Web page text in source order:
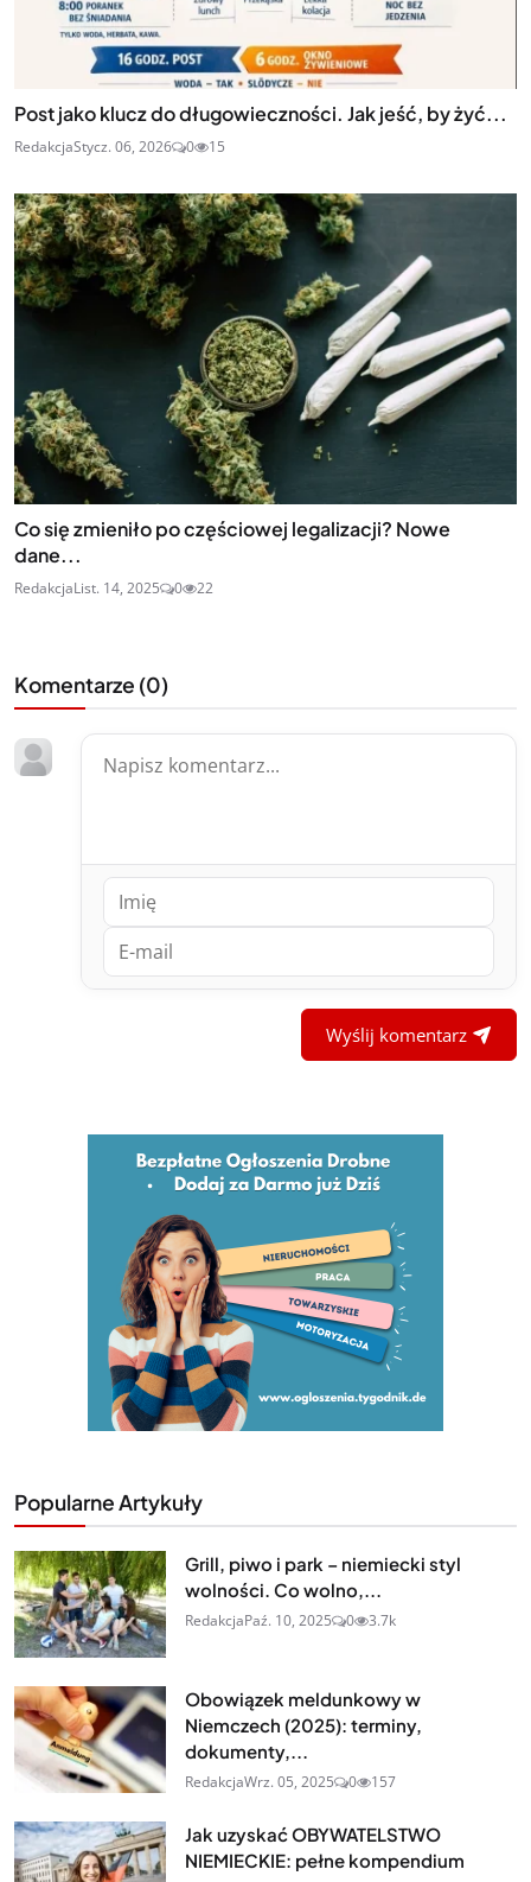
Post jako klucz do długowieczności. Jak jeść, by żyć...
RedakcjaStycz. 06, 2026 0 15
Co się zmieniło po częściowej legalizacji? Nowe
dane...
RedakcjaList. 14, 2025 0 22
Komentarze (0)
Wyślij komentarz
Popularne Artykuły
Grill, piwo i park – niemiecki styl
wolności. Co wolno,...
RedakcjaPaź. 10, 2025 0 3.7k
Obowiązek meldunkowy w
Niemczech (2025): terminy,
dokumenty,...
RedakcjaWrz. 05, 2025 0 157
Jak uzyskać OBYWATELSTWO
NIEMIECKIE: pełne kompendium